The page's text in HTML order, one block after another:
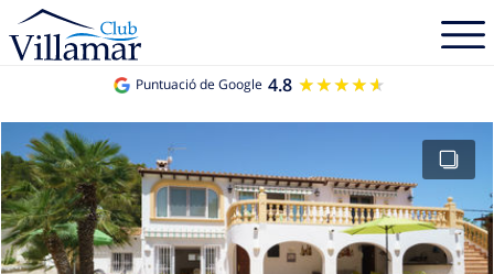
Puntuació de Google 4.8 ★★★★★
★★★★★